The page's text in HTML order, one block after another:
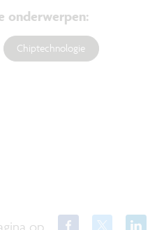
onderwerpen:
Chiptechnologie